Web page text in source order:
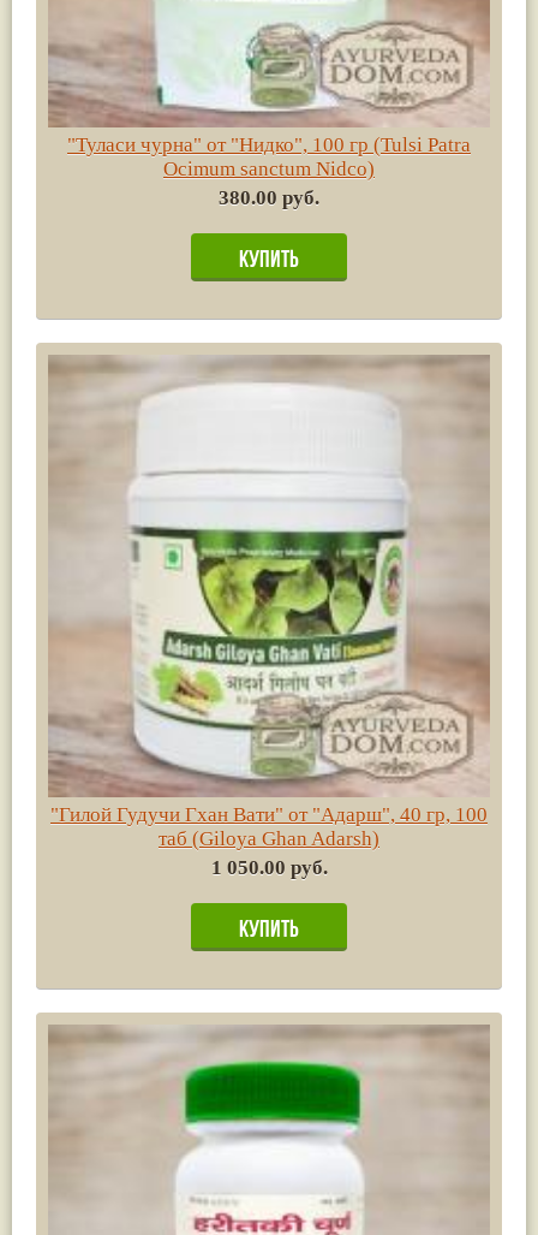
"Туласи чурна" от "Нидко", 100 гр (Tulsi Patra
Ocimum sanctum Nidco)
380.00 руб.
"Гилой Гудучи Гхан Вати" от "Адарш", 40 гр, 100
таб (Giloya Ghan Adarsh)
1 050.00 руб.